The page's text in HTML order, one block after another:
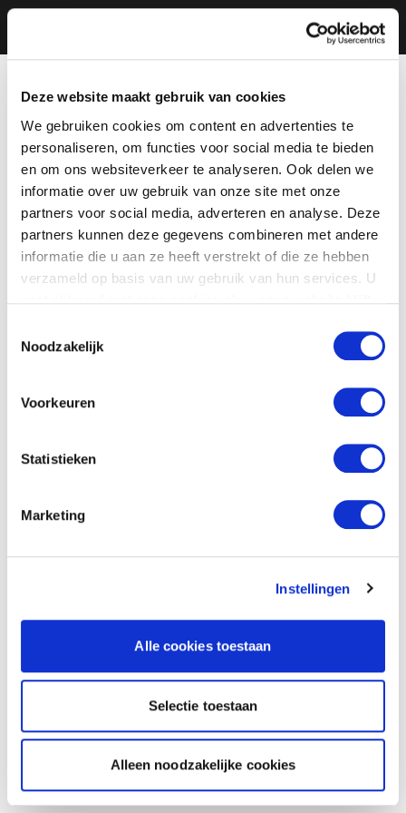
Deze website maakt gebruik van cookies
We gebruiken cookies om content en advertenties te
personaliseren, om functies voor social media te bieden
en om ons websiteverkeer te analyseren. Ook delen we
informatie over uw gebruik van onze site met onze
partners voor social media, adverteren en analyse. Deze
partners kunnen deze gegevens combineren met andere
informatie die u aan ze heeft verstrekt of die ze hebben
verzameld op basis van uw gebruik van hun services. U
Noodzakelijk
Voorkeuren
Statistieken
Marketing
Instellingen
Alle cookies toestaan
Selectie toestaan
Alleen noodzakelijke cookies